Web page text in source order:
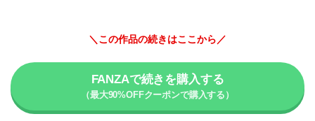
＼この作品の続きはここから／
FANZAで続きを購入する